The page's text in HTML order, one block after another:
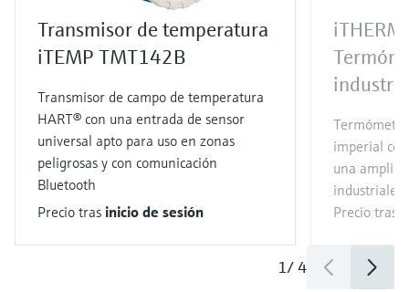
Transmisor de temperatura
iTEMP TMT142B
Transmisor de campo de temperatura
HART® con una entrada de sensor
universal apto para uso en zonas
peligrosas y con comunicación
Bluetooth
Precio tras inicio de sesión
imperial
una amplia
industriales
Precio tras
1/4